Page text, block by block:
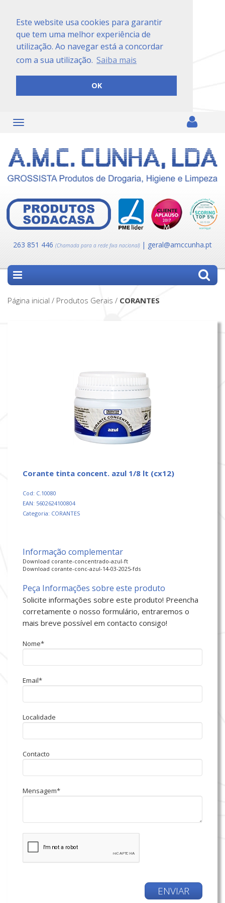
Este website usa cookies para garantir
que tem uma melhor experiência de
utilização. Ao navegar está a concordar
com a sua utilização. Saiba mais
OK
263 851 446 (Chamada para a rede fixa nacional) | geral@amccunha.pt
Página inicial / Produtos Gerais / CORANTES
corante tinta concent. azul 1/8 lt (cx12)
Cod: C.10080
EAN: 5602624100804
Categoria: CORANTES
Informação complementar
Download corante-concentrado-azul-ft
Download corante-conc-azul-14-03-2025-fds
Peça Informações sobre este produto
Solicite informações sobre este produto! Preencha
corretamente o nosso formulário, entraremos o
mais breve possível em contacto consigo!
Nome*
Email*
Localidade
Contacto
Mensagem*
ENVIAR